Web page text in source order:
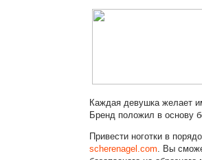
Каждая девушка желает
Бренд положил в основу
Привести ноготки в
scherenagel.com. Вы